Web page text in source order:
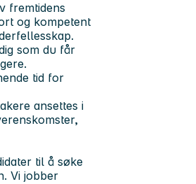
fremtidens
og kompetent
som du får
tid for
ansettes i
til å søke
Vi jobber